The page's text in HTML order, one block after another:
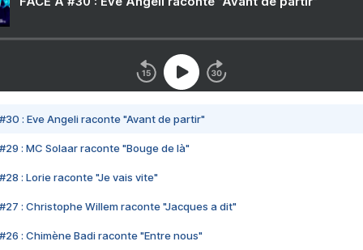
#30 : Eve Angeli raconte "Avant de partir"
#29 : MC Solaar raconte "Bouge de là"
#28 : Lorie raconte "Je vais vite"
#27 : Christophe Willem raconte "Jacques a dit"
#26 : Chimène Badi raconte "Entre nous"